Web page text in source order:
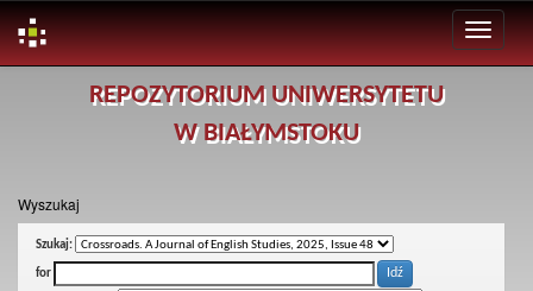
REPOZYTORIUM UNIWERSYTETU
W BIAŁYMSTOKU
Wyszukaj
Szukaj:
for